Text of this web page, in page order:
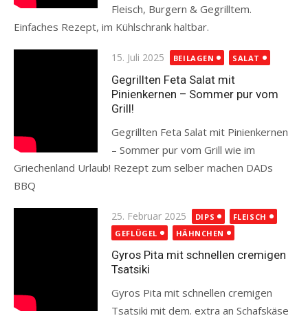
Fleisch, Burgern & Gegrilltem.
Einfaches Rezept, im Kühlschrank haltbar.
Posted
on
15. Juli 2025 BEILAGEN SALAT
Gegrillten Feta Salat mit
Pinienkernen – Sommer pur vom
Grill!
Gegrillten Feta Salat mit Pinienkernen
– Sommer pur vom Grill wie im
Griechenland Urlaub! Rezept zum selber machen DADs
BBQ
Posted
on
25. Februar 2025 DIPS
FLEISCH
GEFLÜGEL
HÄHNCHEN
Gyros Pita mit schnellen cremigen
Tsatsiki
Gyros Pita mit schnellen cremigen
Tsatsiki mit dem. extra an Schafskäse